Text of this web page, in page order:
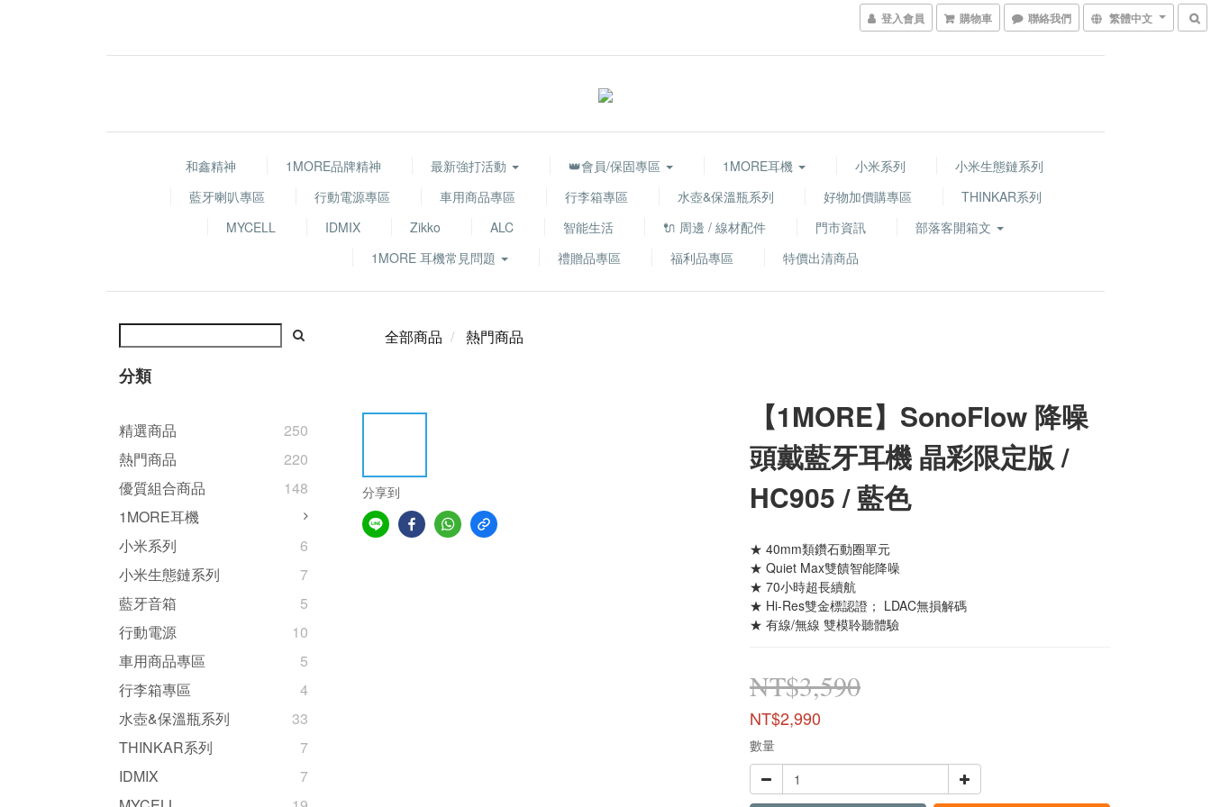
登入會員 購物車 聯絡我們 繁體中文
和鑫精神 1MORE品牌精神 最新強打活動 👑會員/保固專區 1MORE耳機 小米系列
小米生態鏈系列
藍牙喇叭專區
行動電源專區 車用商品專區 行李箱專區 水壺&保溫瓶系列 好物加價購專區
THINKAR系列
MYCELL
IDMIX Zikko ALC 智能生活 🔌 周邊 / 線材配件 門市資訊
部落客開箱文
1MORE 耳機常見問題
禮贈品專區 福利品專區 特價出清商品
分類
精選商品
250
熱門商品
220
優質組合商品
148
1MORE耳機
小米系列
6
小米生態鏈系列
7
藍牙音箱
5
行動電源
10
車用商品專區
5
行李箱專區
4
水壺&保溫瓶系列
33
THINKAR系列
7
IDMIX
7
全部商品 熱門商品
分享到
【1MORE】SonoFlow 降噪
頭戴藍牙耳機 晶彩限定版 /
HC905 / 藍色
★ 40mm類鑽石動圈單元
★ Quiet Max雙饋智能降噪
★ 70小時超長續航
★ Hi-Res雙金標認證； LDAC無損解碼
★ 有線/無線 雙模聆聽體驗
NT$3,590
NT$2,990
數量